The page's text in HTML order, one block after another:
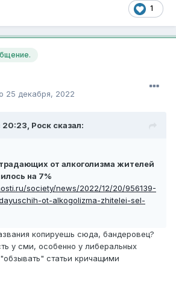
1
25 декабря, 2022
20:23, Роск сказал:
от алкоголизма жителей
на 7%
society/news/2022/12/20/956139-
ot-alkogolizma-zhitelei-sel-
копируешь сюда, бандеровец?
у сми, особенно у либеральных
статьи кричащими